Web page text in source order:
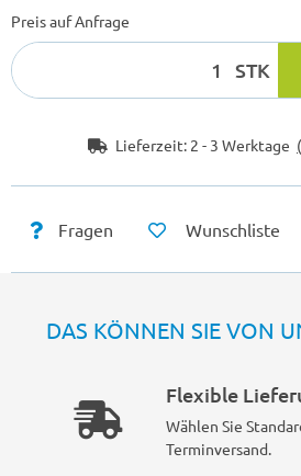
Preis auf Anfrage
STK
Lieferzeit: 2 - 3 Werktage
Fragen Wunschliste
DAS KÖNNEN SIE VON
Flexible
Wählen Sie
Terminversand.